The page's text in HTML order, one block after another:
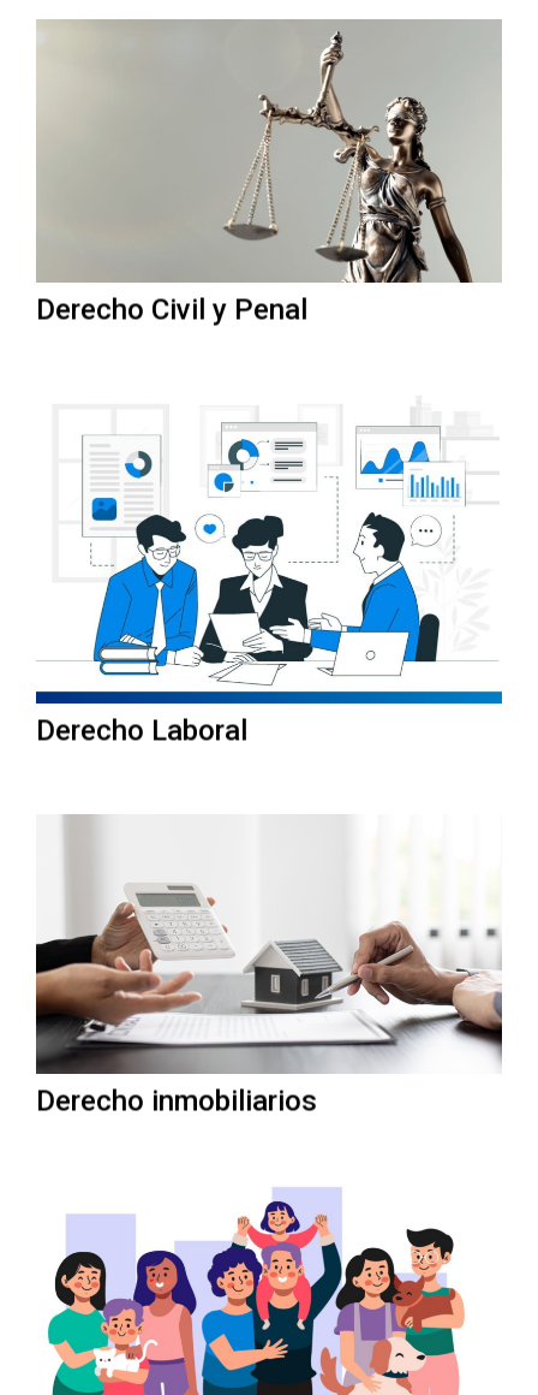
Derecho Civil y Penal
Derecho Laboral
Derecho inmobiliarios